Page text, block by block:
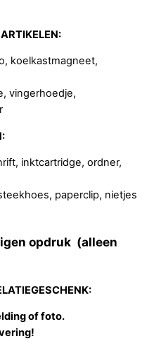
koelkastmagneet,
vingerhoedje,
inktcartridge, ordner,
paperclip, nietjes
opdruk (alleen
of foto.